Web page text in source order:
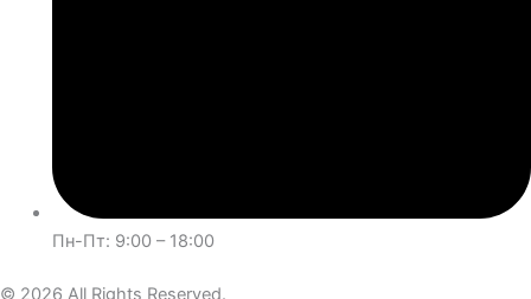
Пн-Пт: 9:00 – 18:00